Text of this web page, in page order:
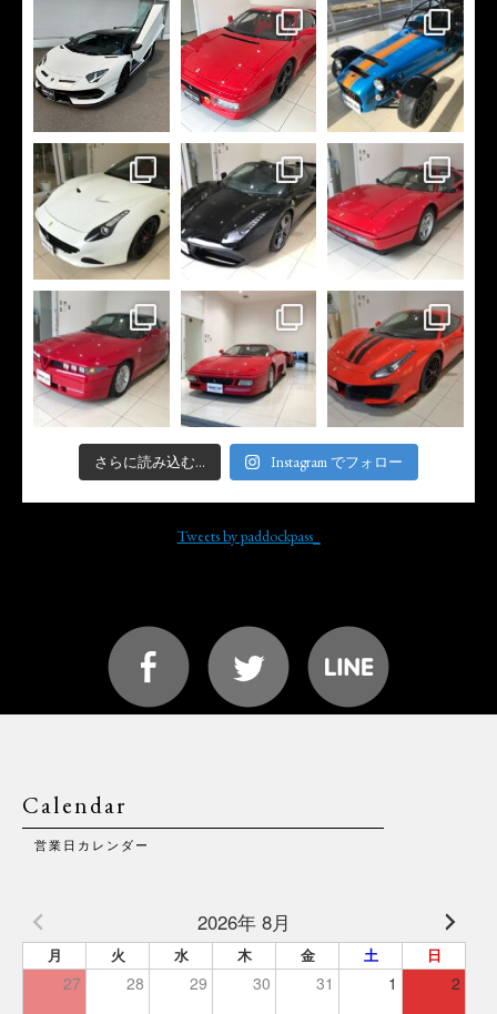
さらに読み込む... Instagram でフォロー
Tweets by paddockpass_
Calendar
営業日カレンダー
2026年 8月
月 火 水 木 金 土 日
27 28 29 30 31 1 2